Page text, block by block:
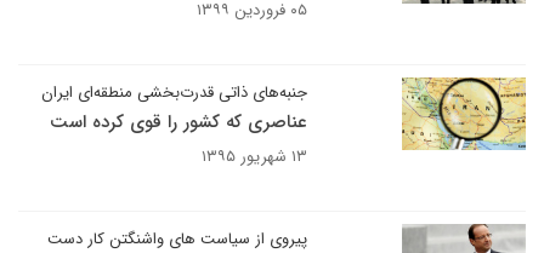
۰۵ فروردین ۱۳۹۹
جنبه‌های ذاتی قدرت‌بخشی منطقه‌ای ایران
عناصری که کشور را قوی کرده است
۱۳ شهریور ۱۳۹۵
پیروی از سیاست های واشنگتن کار دست